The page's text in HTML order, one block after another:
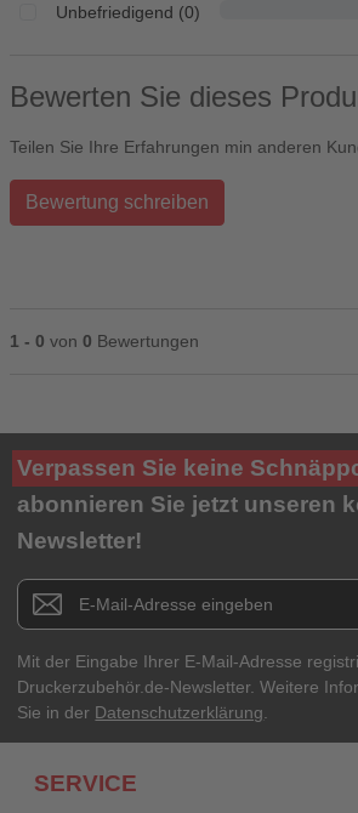
Unbefriedigend (0)
Bewerten Sie dieses
Teilen Sie Ihre Erfahrungen min anderen
Bewertung schreiben
1 - 0 von 0 Bewertungen
Ihre Bewertung**
★★★★★
Titel**
E-Mail-Adresse
Ihr Passwort
Verpassen Sie keine
abonnieren Sie jetzt unseren
Newsletter!
Newsletter E-Mail Adresse
Mit der Eingabe Ihrer E-Mail-Adresse
Druckerzubehör.de-Newsletter. Weitere
Sie in der Datenschutzerklärung
SERVICE